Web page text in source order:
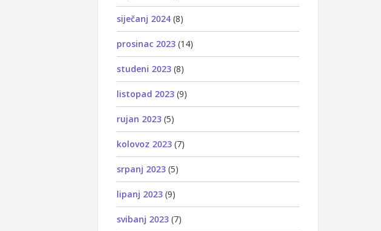
siječanj 2024 (8)
prosinac 2023 (14)
studeni 2023 (8)
listopad 2023 (9)
rujan 2023 (5)
kolovoz 2023 (7)
srpanj 2023 (5)
lipanj 2023 (9)
svibanj 2023 (7)